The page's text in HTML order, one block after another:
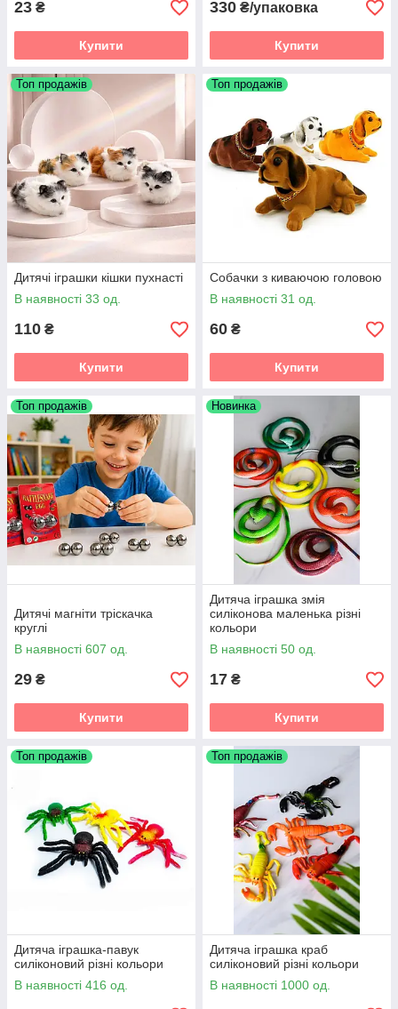
23 ₴
Купити
330 ₴/упаковка
Купити
Топ продажів
Дитячі іграшки кішки пухнасті
В наявності 33 од.
110 ₴
Купити
Топ продажів
Собачки з киваючою головою
В наявності 31 од.
60 ₴
Купити
Топ продажів
Дитячі магніти тріскачка
круглі
В наявності 607 од.
29 ₴
Купити
Новинка
Дитяча іграшка змія
силіконова маленька різні
кольори
В наявності 50 од.
17 ₴
Купити
Топ продажів
Дитяча іграшка-павук
силіконовий різні кольори
В наявності 416 од.
Топ продажів
Дитяча іграшка краб
силіконовий різні кольори
В наявності 1000 од.